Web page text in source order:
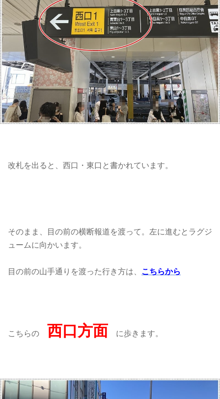
改札を出ると、西口・東口と書かれています。
そのまま、目の前の横断報道を渡って。左に進むとラグジ
ュームに向かいます。
目の前の山手通りを渡った行き方は、 こちらから
こちらの 西口方面 に歩きます。